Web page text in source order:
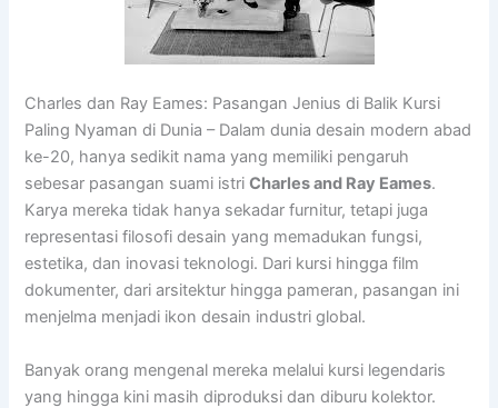
Charles dan Ray Eames: Pasangan Jenius di Balik Kursi
Paling Nyaman di Dunia – Dalam dunia desain modern abad
ke-20, hanya sedikit nama yang memiliki pengaruh
sebesar pasangan suami istriCharles and Ray Eames.
Karya mereka tidak hanya sekadar furnitur, tetapi juga
representasi filosofi desain yang memadukan fungsi,
estetika, dan inovasi teknologi. Dari kursi hingga film
dokumenter, dari arsitektur hingga pameran, pasangan ini
menjelma menjadi ikon desain industri global.
Banyak orang mengenal mereka melalui kursi legendaris
yang hingga kini masih diproduksi dan diburu kolektor.